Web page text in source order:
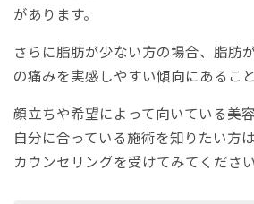
があります。
さらに脂肪が少ない方の場合、脂肪
の痛みを実感しやすい傾向にあるこ
顔立ちや希望によって向いている美
自分に合っている施術を知りたい方
カウンセリングを受けてみてください